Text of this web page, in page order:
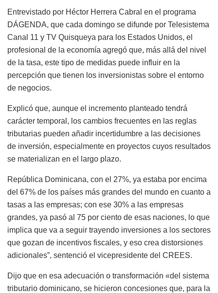
Entrevistado por Héctor Herrera Cabral en el programa
DÁGENDA, que cada domingo se difunde por Telesistema
Canal 11 y TV Quisqueya para los Estados Unidos, el
profesional de la economía agregó que, más allá del nivel
de la tasa, este tipo de medidas puede influir en la
percepción que tienen los inversionistas sobre el entorno
de negocios.
Explicó que, aunque el incremento planteado tendrá
carácter temporal, los cambios frecuentes en las reglas
tributarias pueden añadir incertidumbre a las decisiones
de inversión, especialmente en proyectos cuyos resultados
se materializan en el largo plazo.
República Dominicana, con el 27%, ya estaba por encima
del 67% de los países más grandes del mundo en cuanto a
tasas a las empresas; con ese 30% a las empresas
grandes, ya pasó al 75 por ciento de esas naciones, lo que
implica que va a seguir trayendo inversiones a los sectores
que gozan de incentivos fiscales, y eso crea distorsiones
adicionales”, sentenció el vicepresidente del CREES.
Dijo que en esa adecuación o transformación «del sistema
tributario dominicano, se hicieron concesiones que, para la